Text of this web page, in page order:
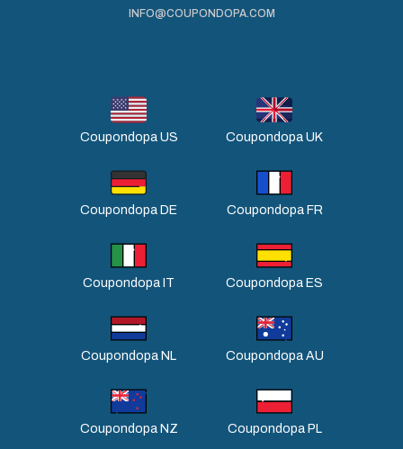
INFO@COUPONDOPA.COM
Coupondopa US Coupondopa UK
Coupondopa DE Coupondopa FR
Coupondopa IT Coupondopa ES
Coupondopa NL Coupondopa AU
Coupondopa NZ Coupondopa PL